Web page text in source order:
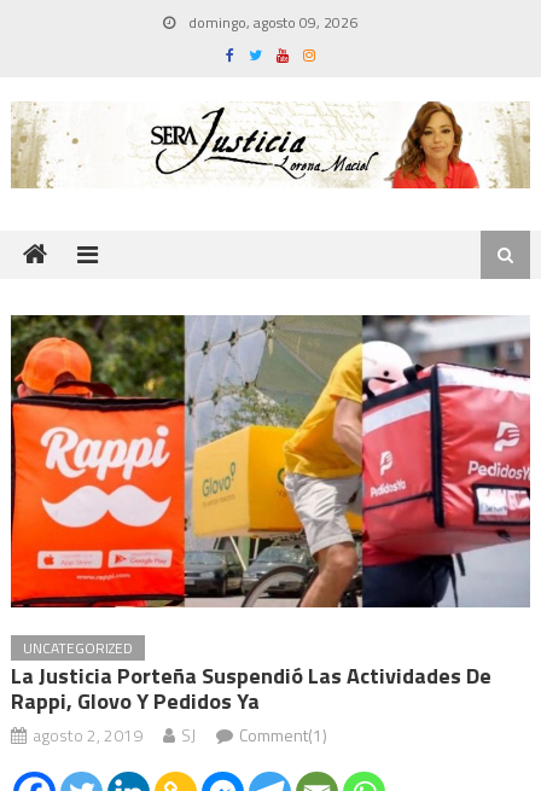
domingo, agosto 09, 2026
UNCATEGORIZED
La Justicia Porteña Suspendió Las Actividades De
Rappi, Glovo Y Pedidos Ya
agosto 2, 2019 SJ Comment(1)